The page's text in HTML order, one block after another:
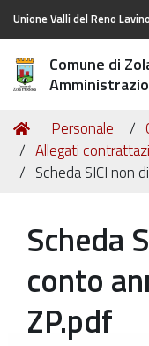
Unione Valli del Reno
Comune di
Tu
sei
qui:
Home
Personale
Allegati
Scheda SICI non
Scheda
conto
ZP.pdf